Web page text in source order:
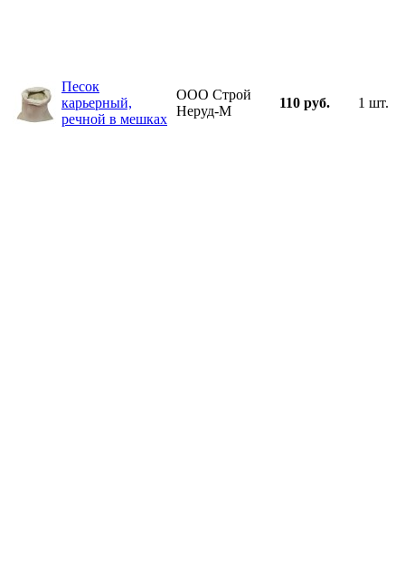
Песок
карьерный,
речной в мешках
ООО Строй
Неруд-М
110 руб. 1 шт.